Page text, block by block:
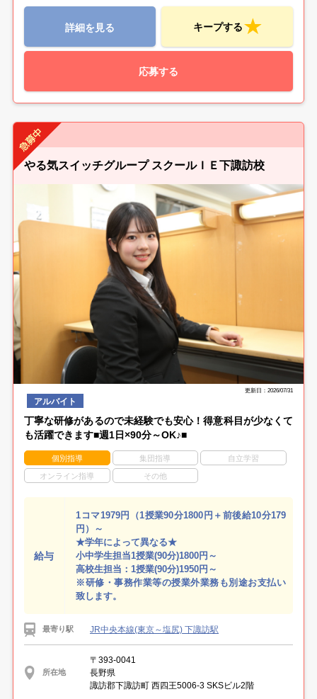
詳細を見る キープする
応募する
やる気スイッチグループ スクールＩＥ下諏訪校
更新日：2026/07/31
アルバイト
丁寧な研修があるので未経験でも安心！得意科目が少なくて
も活躍できます■週1日×90分～OK♪■
個別指導 集団指導 自立学習
オンライン指導 その他
給与
1コマ1979円（1授業90分1800円＋前後給10分179
円）～
★学年によって異なる★
小中学生担当1授業(90分)1800円～
高校生担当：1授業(90分)1950円～
※研修・事務作業等の授業外業務も別途お支払い
致します。
最寄り駅 JR中央本線(東京～塩尻) 下諏訪駅
所在地
〒393-0041
長野県
諏訪郡下諏訪町 西四王5006-3 SKSビル2階